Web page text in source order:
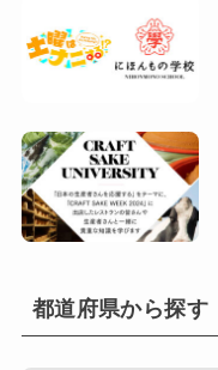
都道府県から探す